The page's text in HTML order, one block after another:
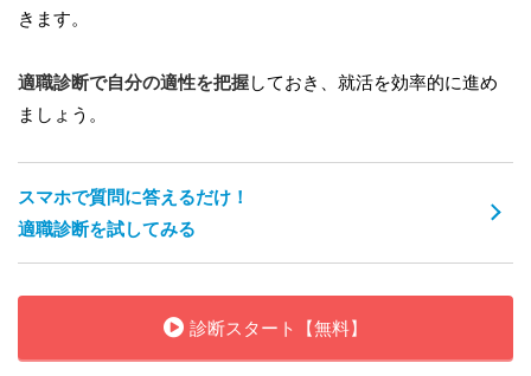
きます。
適職診断で自分の適性を把握しておき、就活を効率的に進め
ましょう。
スマホで質問に答えるだけ！
適職診断を試してみる
診断スタート【無料】